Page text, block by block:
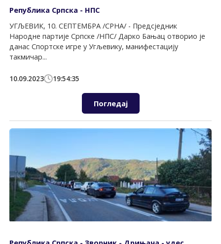
Република Српска - НПС
УГЉЕВИК, 10. СЕПTЕМБРА /СРНА/ - Предсједник
Народне партије Српске /НПС/ Дарко Бањац отворио је
данас Спортске игре у Угљевику, манифестацију
такмичар...
10.09.2023 19:54:35
Погледај